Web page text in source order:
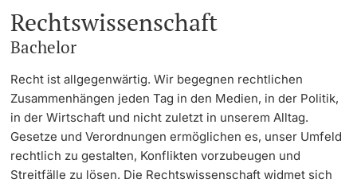
weitere Informationen
Doktorierende
Studium
Vor dem Studium
Studienangebot
Anmeldung & Zulassung
Termine & Fristen
Informationen, Veranstaltungen & Schnuppern
Forschung
Lehre
Weiterbildung
Universität
Rechtswissenschaft
Bachelor
Recht ist allgegenwärtig. Wir begegnen rechtlichen
Zusammenhängen jeden Tag in den Medien, in der Politik,
in der Wirtschaft und nicht zuletzt in unserem Alltag.
Gesetze und Verordnungen ermöglichen es, unser Umfeld
rechtlich zu gestalten, Konflikten vorzubeugen und
Streitfälle zu lösen. Die Rechtswissenschaft widmet sich